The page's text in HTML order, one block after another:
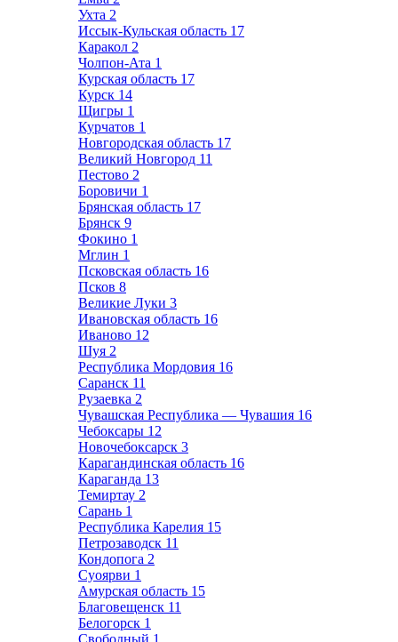
Ухта 2
Иссык-Кульская область 17
Каракол 2
Чолпон-Ата 1
Курская область 17
Курск 14
Щигры 1
Курчатов 1
Новгородская область 17
Великий Новгород 11
Пестово 2
Боровичи 1
Брянская область 17
Брянск 9
Фокино 1
Мглин 1
Псковская область 16
Псков 8
Великие Луки 3
Ивановская область 16
Иваново 12
Шуя 2
Республика Мордовия 16
Саранск 11
Рузаевка 2
Чувашская Республика — Чувашия 16
Чебоксары 12
Новочебоксарск 3
Карагандинская область 16
Караганда 13
Темиртау 2
Сарань 1
Республика Карелия 15
Петрозаводск 11
Кондопога 2
Суоярви 1
Амурская область 15
Благовещенск 11
Белогорск 1
Свободный 1